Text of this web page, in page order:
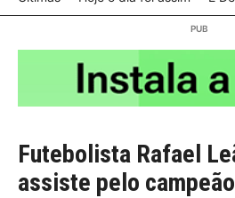
Futebolista Rafael
assiste pelo